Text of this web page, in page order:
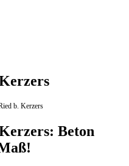
b. Kerzers
Beton